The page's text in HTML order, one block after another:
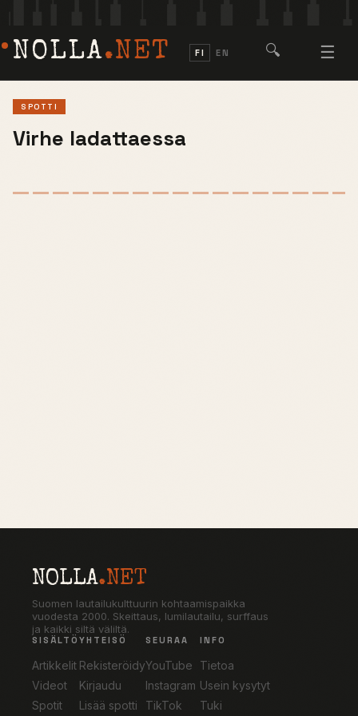
NOLLA.NET FI EN 🔍 ☰
SPOTTI
Virhe ladattaessa
NOLLA.NET
Suomen lautailukulttuurin kohtaamispaikka
vuodesta 2000. Skeittaus, lumilautailu, surffaus
ja kaikki siltä väliltä.
SISÄLTÖ
Artikkelit
Videot
Spotit
YHTEISÖ
Rekisteröidy
Kirjaudu
Lisää spotti
SEURAA
YouTube
Instagram
TikTok
INFO
Tietoa
Usein kysytyt
Tuki